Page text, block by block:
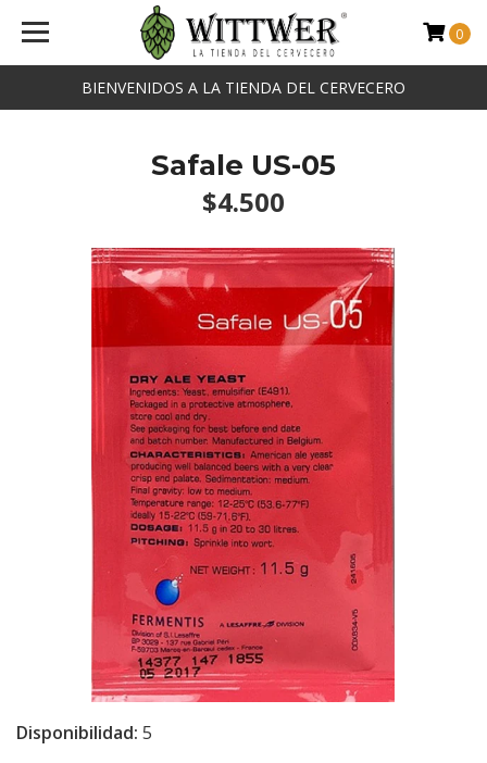
BIENVENIDOS A LA TIENDA DEL CERVECERO
0
Safale US-05
$4.500
Disponibilidad: 5